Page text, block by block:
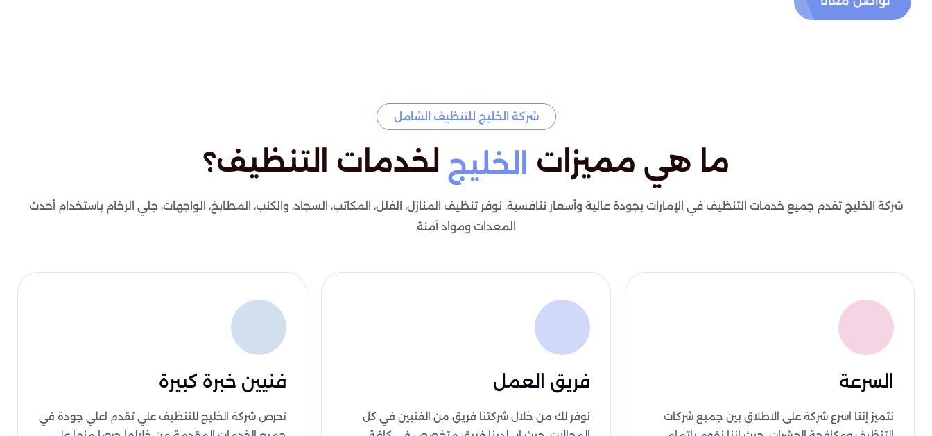
شركة الخليج للتنظيف الشامل
ما هي مميزات الخليج لخدمات التنظيف؟
شركة الخليج تقدم جميع خدمات التنظيف في الإمارات بجودة عالية وأسعار تنافسية. نوفر تنظيف المنازل، الفلل، المكاتب، السجاد، والكنب، المطابخ، الواجهات، جلي الرخام باستخدام أحدث
المعدات ومواد آمنة
السرعة
نتميز إننا اسرع شركة على الاطلاق بين جميع شركات
فريق العمل
نوفر لك من خلال شركتنا فريق من الفنيين في كل
فنيين خبرة كبيرة
تحرص شركة الخليج للتنظيف علي تقدم اعلي جودة في